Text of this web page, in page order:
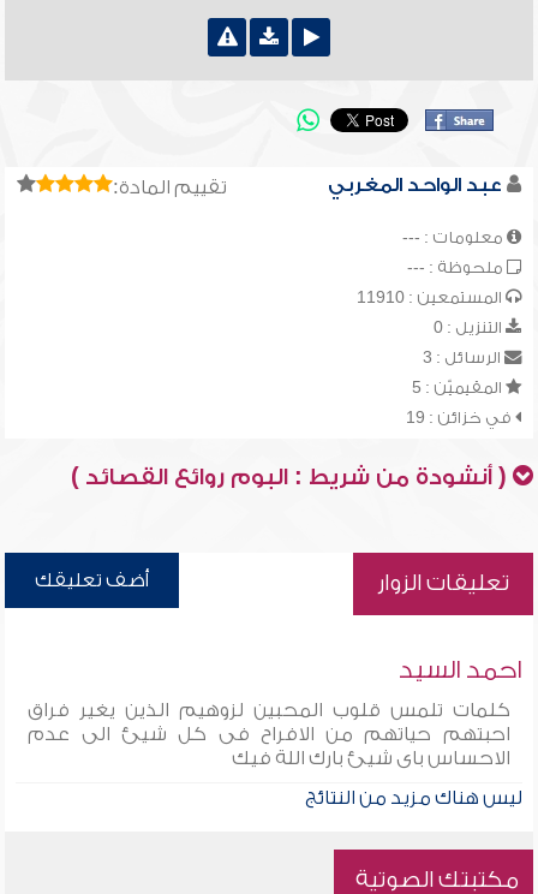
تقييم المادة: عبد الواحد المغربي
معلومات : ---
ملحوظة : ---
المستمعين : 11910
التنزيل : 0
الرسائل : 3
المقيميّن : 5
في خزائن : 19
( أنشودة من شريط : البوم روائع القصائد )
تعليقات الزوار أضف تعليقك
احمد السيد
كلمات تلمس قلوب المحبين لزوهيم الذين يغير فراق
احبتهم حياتهم من الافراح فى كل شيئ الى عدم
الاحساس باى شيئ بارك اللة فيك
ليس هناك مزيد من النتائج
مكتبتك الصوتية